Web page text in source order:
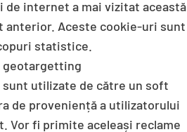
de internet a mai vizitat această
anterior. Aceste cookie-uri sunt
statistice.
geotargetting
utilizate de către un soft
de proveniență a utilizatorului
Vor fi primite aceleași reclame